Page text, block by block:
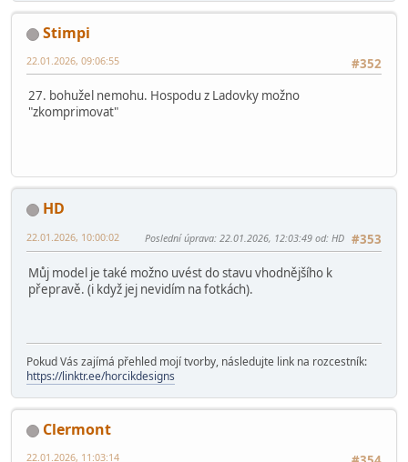
Citace od: peki kdy 22.01.2026, 08:19:39
jsou domečky? Bylo by to jednodušší na přepravu
Peklo určitě možné komprimovat.
Instagram,Facebook
Stimpi
22.01.2026, 09:06:55
27. bohužel nemohu. Hospodu z Ladovky možno
HD
22.01.2026, 10:00:02